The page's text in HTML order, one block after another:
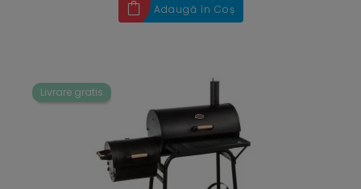
Adaugă în Coș
Livrare gratis